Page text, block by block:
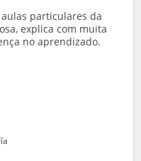
particulares da
explica com muita
no aprendizado.